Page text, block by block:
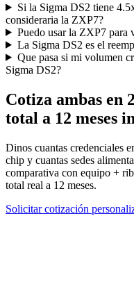
Si la Sigma DS2 tiene
consideraria la ZXP7?
Puedo usar la ZXP7 para
La Sigma DS2 es el
Que pasa si mi volumen
Sigma DS2?
Cotiza ambas en
total a 12 meses
Dinos cuantas credenciales
chip y cuantas sedes
comparativa con equipo +
total real a 12 meses.
Solicitar cotización